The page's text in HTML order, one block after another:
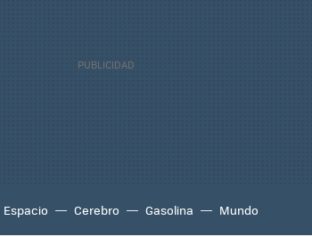
Espacio Cerebro Gasolina Mundo